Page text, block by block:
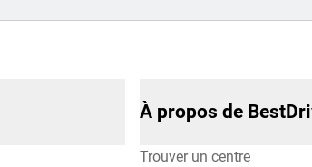
À propos de
Trouver un centre